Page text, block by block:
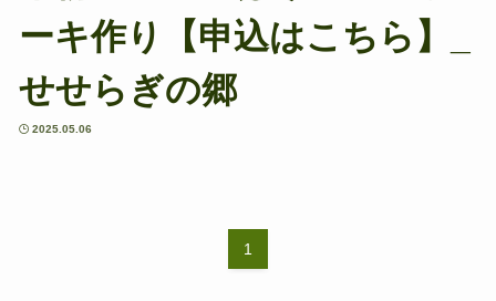
ーキ作り【申込はこちら】_
せせらぎの郷
2025.05.06
1